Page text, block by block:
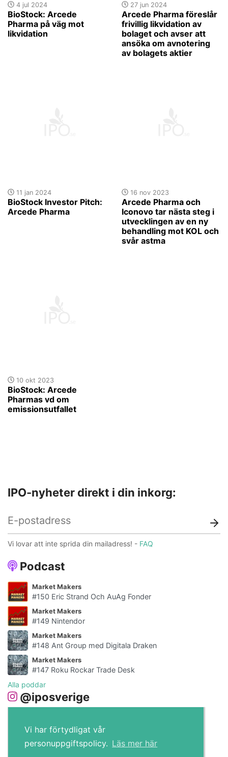
Vi har förtydligat vår
personuppgiftspolicy. Läs mer här
4 jul 2024
BioStock: Arcede
Pharma på väg mot
likvidation
27 jun 2024
Arcede Pharma föreslår
frivillig likvidation av
bolaget och avser att
ansöka om avnotering
av bolagets aktier
11 jan 2024
BioStock Investor Pitch:
Arcede Pharma
16 nov 2023
Arcede Pharma och
Iconovo tar nästa steg i
utvecklingen av en ny
behandling mot KOL och
svår astma
10 okt 2023
BioStock: Arcede
Pharmas vd om
emissionsutfallet
Podcast
Market Makers
#150 Eric Strand Och AuAg Fonder
Market Makers
#149 Nintendor
Market Makers
#148 Ant Group med Digitala Draken
Market Makers
#147 Roku Rockar Trade Desk
Alla poddar
@iposverige
IPO-nyheter direkt i din inkorg:
Vi lovar att inte sprida din mailadress! - FAQ